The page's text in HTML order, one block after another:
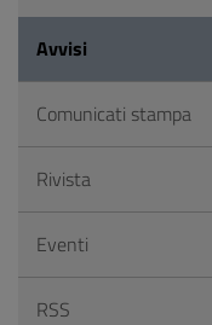
Avvisi
Comunicati stampa
Rivista
Eventi
RSS